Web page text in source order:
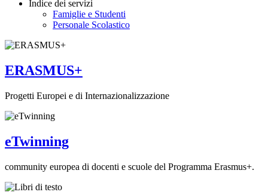
Indice dei servizi
Famiglie e Studenti
Personale Scolastico
ERASMUS+
Progetti Europei e di Internazionalizzazione
eTwinning
community europea di docenti e scuole del Programma Erasmus+.